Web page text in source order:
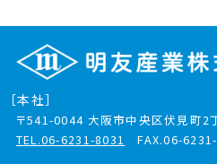
［本社］
〒541-0044 大阪市中央区伏見町2
TEL.06-6231-8031
FAX.06-